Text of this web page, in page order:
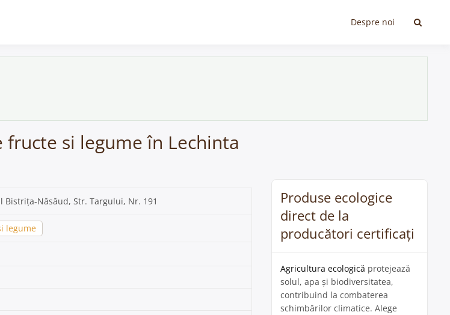
Despre noi
fructe si legume în Lechinta
Bistrița-Năsăud, Str. Targului, Nr. 191
legume
Produse ecologice
direct de la
producători certificați
Agricultura ecologică protejează
solul, apa și biodiversitatea,
contribuind la combaterea
schimbărilor climatice. Alege